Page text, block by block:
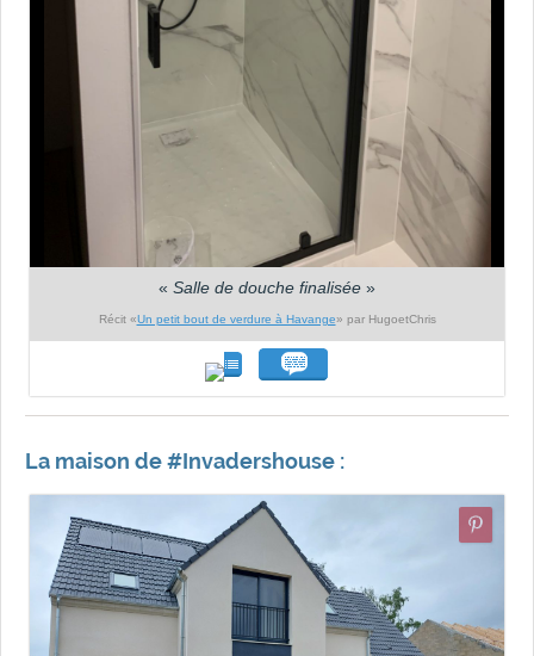
« Salle de douche finalisée »
Récit «Un petit bout de verdure à Havange» par HugoetChris
La maison de #Invadershouse :